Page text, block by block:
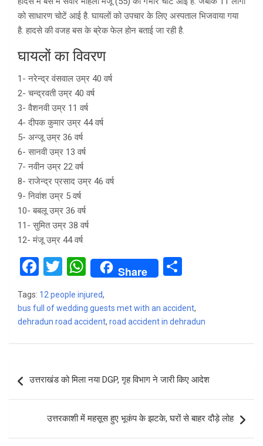
को साधारण चोटें आई है. घायलों को उपचार के लिए अस्पताल भिजवाया गया
है. हादसे की वजह बस के ब्रेक फेल होन बताई जा रही है.
घायलों का विवरण
1- नरेन्द्र वंसवाल उम्र 40 वर्ष
2- चन्द्रवती उम्र 40 वर्ष
3- वैशनवी उम्र 11 वर्ष
4- दीपक कुमार उम्र 44 वर्ष
5- अन्जू उम्र 36 वर्ष
6- सानवी उम्र 13 वर्ष
7- नवीन उम्र 22 वर्ष
8- राजेन्द्र प्रसाद उम्र 46 वर्ष
9- निवांश उम्र 5 वर्ष
10- बबलू उम्र 36 वर्ष
11- सुमित उम्र 38 वर्ष
12- मंजू उम्र 44 वर्ष
F
a
ce
b
o
k
T
wi
tt
er
W
h
at
s
A
p
Share
ar
e
Tags: 12 people injured,
bus full of wedding guests met with an accident,
dehradun road accident, road accident in dehradun
navigation
उत्तराखंड को मिला नया DGP, गृह विभाग ने जारी किए आदेश
उत्तरकाशी में महसूस हुए भूकंप के झटके, घरों से बाहर दौड़े लोह